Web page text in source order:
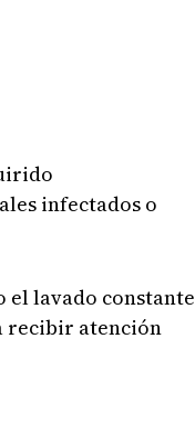
infectados o
el lavado constante
recibir atención